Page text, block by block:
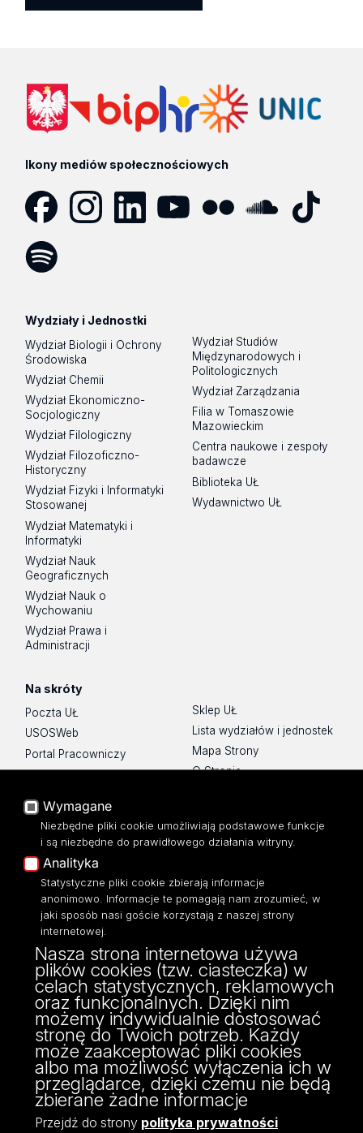
Ikony mediów społecznościowych
Wydziały i Jednostki
Wydział Biologii i Ochrony
Środowiska
Wydział Chemii
Wydział Ekonomiczno-
Socjologiczny
Wydział Filologiczny
Wydział Filozoficzno-
Historyczny
Wydział Fizyki i Informatyki
Stosowanej
Wydział Matematyki i
Informatyki
Wydział Nauk
Geograficznych
Wydział Nauk o
Wychowaniu
Wydział Prawa i
Administracji
Wydział Studiów
Międzynarodowych i
Politologicznych
Wydział Zarządzania
Filia w Tomaszowie
Mazowieckim
Centra naukowe i zespoły
badawcze
Biblioteka UŁ
Wydawnictwo UŁ
Na skróty
Poczta UŁ
USOSWeb
Portal Pracowniczy
Baza Aktów Własnych
Moodle
Eksperci UŁ
Polityka Prywatności
Dostępność
Sklep UŁ
Lista wydziałów i jednostek
Mapa Strony
O Stronie
ul. Narutowicza 68, 90-136 Łódź
NIP: 724 000 32 43
Adres do doręczeń elektronicznych (ADE):
AE:PL-74796-17640-IHHIV-17
KONTAKT
Wymagane
Niezbędne pliki cookie umożliwiają podstawowe funkcje
i są niezbędne do prawidłowego działania witryny.
Analityka
Statystyczne pliki cookie zbierają informacje
anonimowo. Informacje te pomagają nam zrozumieć, w
jaki sposób nasi goście korzystają z naszej strony
internetowej.
Nasza strona internetowa używa
plików cookies (tzw. ciasteczka) w
celach statystycznych, reklamowych
oraz funkcjonalnych. Dzięki nim
możemy indywidualnie dostosować
stronę do Twoich potrzeb. Każdy
może zaakceptować pliki cookies
albo ma możliwość wyłączenia ich w
przeglądarce, dzięki czemu nie będą
zbierane żadne informacje
Przejdź do strony polityka prywatności